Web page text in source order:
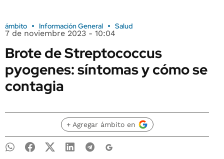
ámbito Información General Salud
7 de noviembre 2023 - 10:04
Brote de Streptococcus
pyogenes: síntomas y cómo se
contagia
+ Agregar ámbito en